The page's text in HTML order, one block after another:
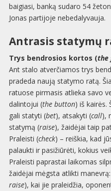
baigiasi, banką sudaro 54
Jonas partijoje nebedalyvauja.
Antrasis statymų
Trys bendrosios kortos (the
Ant stalo atverčiamos trys
pradeda naują statymo ratą.
ratuose pirmasis atlieka savo
dalintojui (the button) iš kairės.
gali statyti (bet), atsakyti (call),
statymą (raise), žaidėjai taip
Praleisti (check) – reiškia, kad
palaukti ir pasižiūrėti, kokius
Praleisti paprastai laikomas
žaidėjai mėgsta atlikti
raise), kai jie praleidžia,